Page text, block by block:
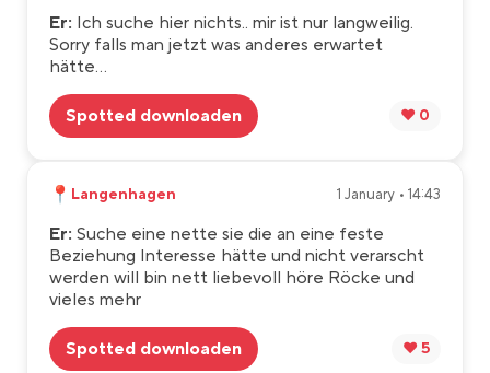
Er: Ich suche hier nichts.. mir ist nur langweilig.
Sorry falls man jetzt was anderes erwartet
hätte…
Spotted downloaden ❤️ 0
📍 Langenhagen 1 January • 14:43
Er: Suche eine nette sie die an eine feste
Beziehung Interesse hätte und nicht verarscht
werden will bin nett liebevoll höre Röcke und
vieles mehr
Spotted downloaden ❤️ 5